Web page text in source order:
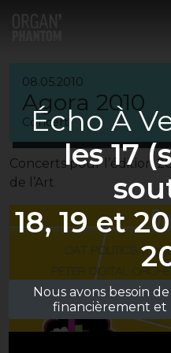
08.05.2010
Agora 2010
Concert
Concerts pour l’édition
de l’Art
Écho À
les 17
18, 19 et
Nous avons besoin
financièrement et